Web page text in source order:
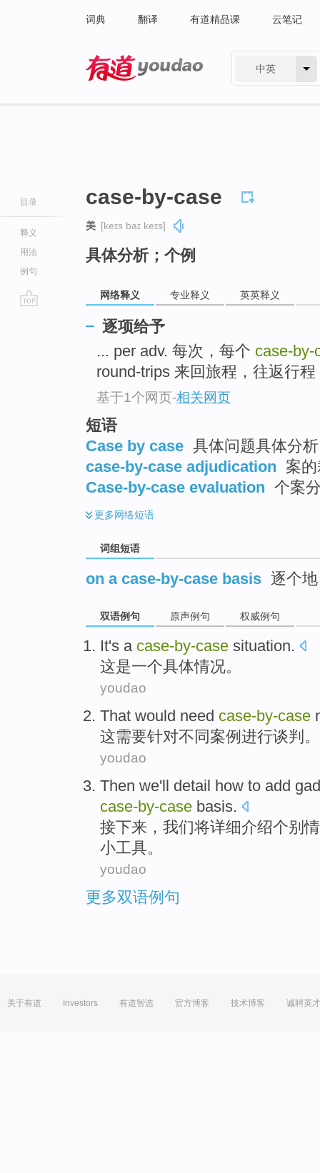
词典 翻译 有道精品课 云笔记
中英
目录
释义
用法
例句
case-by-case
美 [keɪs baɪ keɪs]
具体分析；个例
网络释义 专业释义 英英释义
逐项给予
... per adv. 每次，每个 case-
round-trips 来回旅程，往返行程
基于1个网页-相关网页
短语
Case by case 具体问题具体分
case-by-case adjudication 案
Case-by-case evaluation 个案
更多网络短语
词组短语
on a case-by-case basis 逐个
双语例句 原声例句 权威例句
It's a case-by-case situation.
这是一个具体情况。
youdao
That would need case-by-case
这需要针对不同案例进行谈判 。
youdao
Then we'll detail how to add
case-by-case basis.
接下来 ， 我们将详细介绍个别
小工具。
youdao
更多双语例句
关于有道 Investors 有道智选 官方博客 技术博客 诚聘英才